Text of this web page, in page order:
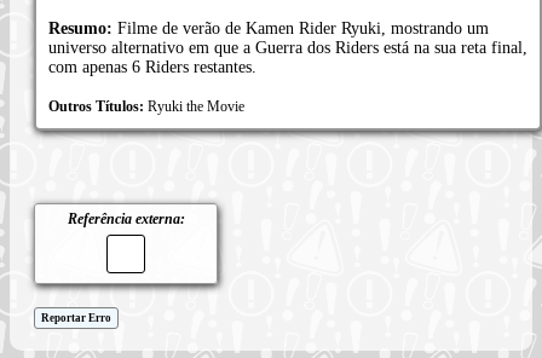
Resumo: Filme de verão de Kamen Rider Ryuki, mostrando um
universo alternativo em que a Guerra dos Riders está na sua reta final,
com apenas 6 Riders restantes.
Outros Títulos: Ryuki the Movie
Referência externa:
Reportar Erro